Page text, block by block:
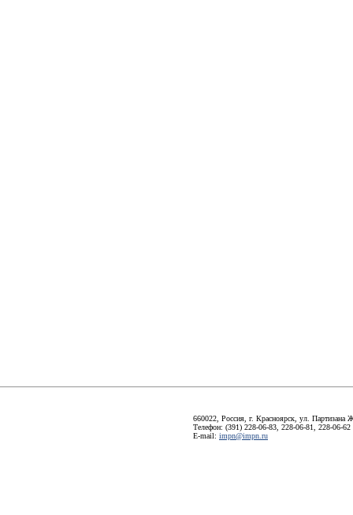
660022, Россия, г. Красноярск, ул. Партизана
Телефон: (391) 228-06-83, 228-06-81, 228-06-62
E-mail: impn@impn.ru